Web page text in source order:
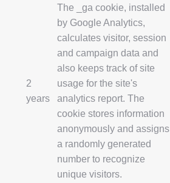
2
years
The _ga cookie, installed
by Google Analytics,
calculates visitor, session
and campaign data and
also keeps track of site
usage for the site's
analytics report. The
cookie stores information
anonymously and assigns
a randomly generated
number to recognize
unique visitors.